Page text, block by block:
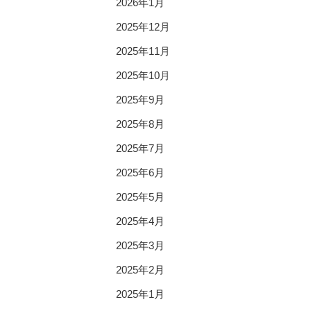
2026年1月
2025年12月
2025年11月
2025年10月
2025年9月
2025年8月
2025年7月
2025年6月
2025年5月
2025年4月
2025年3月
2025年2月
2025年1月